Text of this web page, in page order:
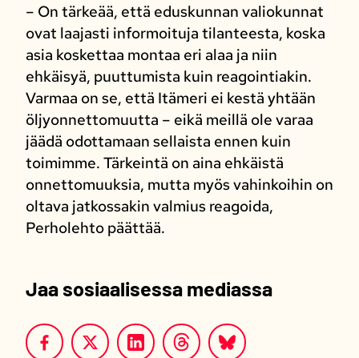
– On tärkeää, että eduskunnan valiokunnat
ovat laajasti informoituja tilanteesta, koska
asia koskettaa montaa eri alaa ja niin
ehkäisyä, puuttumista kuin reagointiakin.
Varmaa on se, että Itämeri ei kestä yhtään
öljyonnettomuutta – eikä meillä ole varaa
jäädä odottamaan sellaista ennen kuin
toimimme. Tärkeintä on aina ehkäistä
onnettomuuksia, mutta myös vahinkoihin on
oltava jatkossakin valmius reagoida,
Perholehto päättää.
Jaa sosiaalisessa mediassa